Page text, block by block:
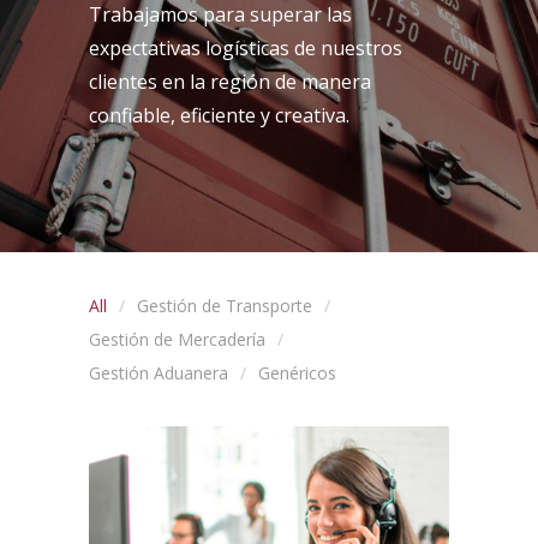
Trabajamos para superar las
expectativas logísticas de nuestros
clientes en la región de manera
confiable, eficiente y creativa.
All
Gestión de Transporte
Gestión de Mercadería
Gestión Aduanera
Genéricos